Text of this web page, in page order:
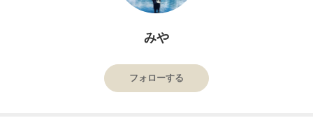
みや
フォローする